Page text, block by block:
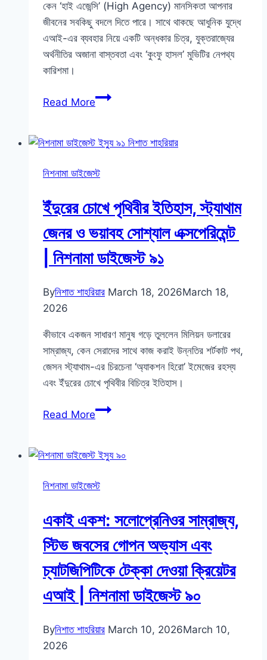
কেন ‘হাই এজেন্সি’ (High Agency) মানসিকতা আপনার
জীবনের সবকিছু বদলে দিতে পারে। সাথে থাকছে আধুনিক যুদ্ধে
এআই-এর ব্যবহার নিয়ে একটি অন্ধকার চিত্র, যুক্তরাজ্যের
অর্থনীতির অজানা বাস্তবতা এবং ‘কুংফু হাসল’ মুভিটির নেপথ্য
কারিশমা।
Read Moreএআই,
রূঢ়
এবং
হাসল
নিশনামা
ডাইজেস্ট
নিশনামা ডাইজেস্ট
ইঁদুরের চোখে পৃথিবীর ইতিহাস, স্ট্যাথাম
জেনর ও ভয়াবহ সোশ্যাল এক্সপেরিমেন্ট
| নিশনামা ডাইজেস্ট ৯১
Byনিশাত শাহরিয়ার March 18, 2026March 18,
2026
কীভাবে একজন সাধারণ মানুষ গড়ে তুললেন মিলিয়ন ডলারের
সাম্রাজ্য, কেন সেরাদের সাথে কাজ করাই উন্নতির শর্টকাট পথ,
জেসন স্ট্যাথাম-এর চিরচেনা ‘অ্যাকশন হিরো’ ইমেজের রহস্য
এবং ইঁদুরের চোখে পৃথিবীর বিচিত্র ইতিহাস।
Read Moreইঁদুরের
ইতিহাস,
জেনর
ভয়াবহ
এক্সপেরিমেন্ট
|
নিশনামা
ডাইজেস্ট
নিশনামা ডাইজেস্ট
একাই একশ: সলোপ্রেনিওর সাম্রাজ্য,
স্টিভ জবসের গোপন অভ্যাস এবং
চ্যাটজিপিটিকে টেক্কা দেওয়া ক্রিয়েটর
এআই | নিশনামা ডাইজেস্ট ৯০
Byনিশাত শাহরিয়ার March 10, 2026March 10,
2026